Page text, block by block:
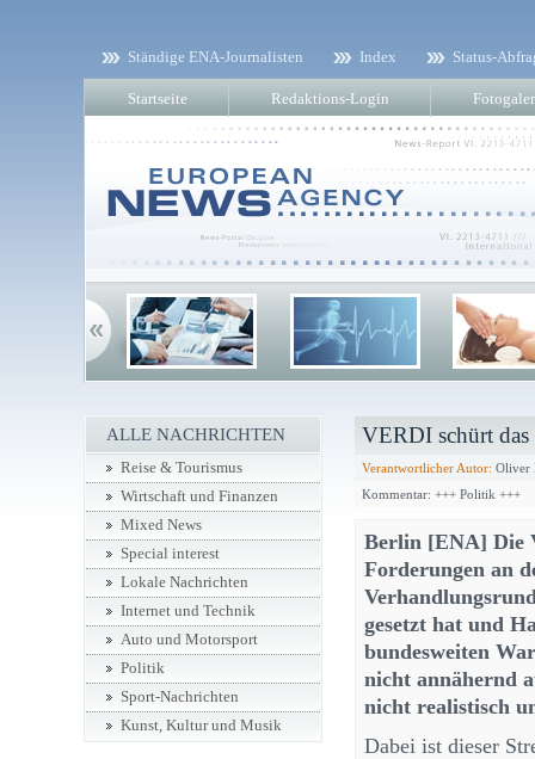
Ständige ENA-Journalisten Index Status-
Startseite Redaktions-Login
VERDI schürt das
Verantwortlicher Autor: Oliver
Kommentar: +++ Politik +++
Berlin [ENA] Die
Forderungen an
gesetzt hat und
bundesweiten
nicht annähernd
nicht realistisch
Dabei ist dieser
ALLE NACHRICHTEN
Reise & Tourismus
Wirtschaft und Finanzen
Mixed News
Special interest
Lokale Nachrichten
Internet und Technik
Auto und Motorsport
Politik
Sport-Nachrichten
Kunst, Kultur und Musik